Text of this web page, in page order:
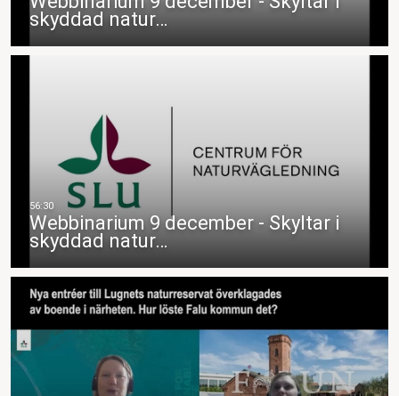
skyddad natur…
Webbinarium 9 december - Skyltar i
skyddad natur…